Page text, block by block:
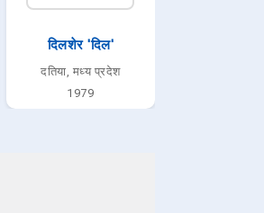
दिलशेर 'दिल'
दतिया, मध्य प्रदेश
1979